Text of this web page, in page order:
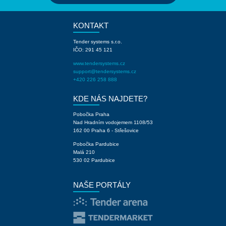
KONTAKT
Tender systems s.r.o.
IČO: 291 45 121
www.tendersystems.cz
support@tendersystems.cz
+420 226 258 888
KDE NÁS NAJDETE?
Pobočka Praha
Nad Hradním vodojemem 1108/53
162 00 Praha 6 - Střešovice
Pobočka Pardubice
Malá 210
530 02 Pardubice
NAŠE PORTÁLY